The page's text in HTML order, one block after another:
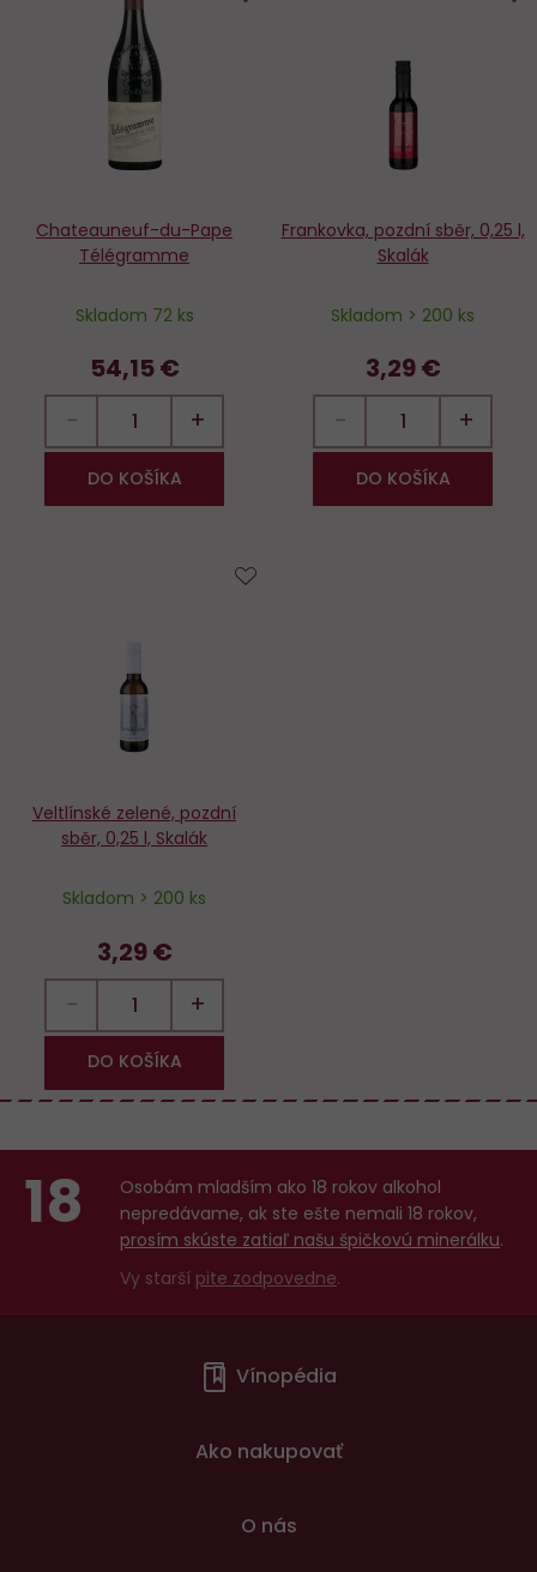
Chateauneuf-du-Pape
Télégramme
Skladom 72 ks
54,15 €
− +
DO KOŠÍKA
Frankovka, pozdní sběr, 0,25 l,
Skalák
Skladom > 200 ks
3,29 €
− +
DO KOŠÍKA
Veltlínské zelené, pozdní
sběr, 0,25 l, Skalák
Skladom > 200 ks
3,29 €
− +
DO KOŠÍKA
18
Osobám mladším ako 18 rokov alkohol
nepredávame, ak ste ešte nemali 18 rokov,
prosím skúste zatiaľ našu špičkovú minerálku.
Vy starší pite zodpovedne.
Vínopédia
Ako nakupovať
O nás